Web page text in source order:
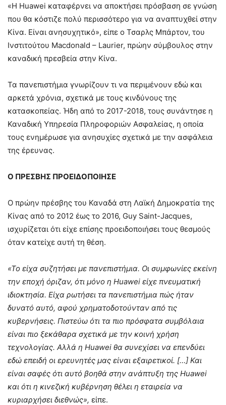
«Η Huawei καταφέρνει να αποκτήσει πρόσβαση σε γνώση
που θα κόστιζε πολύ περισσότερο για να αναπτυχθεί στην
Κίνα. Είναι ανησυχητικό», είπε ο Τσαρλς Μπάρτον, του
Ινστιτούτου Macdonald – Laurier, πρώην σύμβουλος στην
καναδική πρεσβεία στην Κίνα.
Τα πανεπιστήμια γνωρίζουν τι να περιμένουν εδώ και
αρκετά χρόνια, σχετικά με τους κινδύνους της
κατασκοπείας. Ήδη από το 2017-2018, τους συνάντησε η
Καναδική Υπηρεσία Πληροφοριών Ασφαλείας, η οποία
τους ενημέρωσε για ανησυχίες σχετικά με την ασφάλεια
της έρευνας.
Ο ΠΡΕΣΒΗΣ ΠΡΟΕΙΔΟΠΟΙΗΣΕ
Ο πρώην πρέσβης του Καναδά στη Λαϊκή Δημοκρατία της
Κίνας από το 2012 έως το 2016, Guy Saint-Jacques,
ισχυρίζεται ότι είχε επίσης προειδοποιήσει τους θεσμούς
όταν κατείχε αυτή τη θέση.
«Το είχα συζητήσει με πανεπιστήμια. Οι συμφωνίες εκείνη
την εποχή όριζαν, ότι μόνο η Huawei είχε πνευματική
ιδιοκτησία. Είχα ρωτήσει τα πανεπιστήμια πώς ήταν
δυνατό αυτό, αφού χρηματοδοτούνταν από τις
κυβερνήσεις. Πιστεύω ότι τα πιο πρόσφατα συμβόλαια
είναι πιο ξεκάθαρα σχετικά με την κοινή χρήση
τεχνολογίας. Αλλά η Huawei θα συνεχίσει να επενδύει
εδώ επειδή οι ερευνητές μας είναι εξαιρετικοί. […] Και
είναι σαφές ότι αυτό βοηθά στην ανάπτυξη της Huawei
και ότι η κινεζική κυβέρνηση θέλει η εταιρεία να
κυριαρχήσει διεθνώς», είπε.